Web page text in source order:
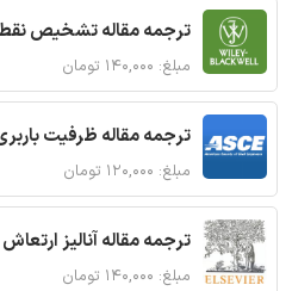
ترجمه مقاله تشخیص نقطه
مبلغ: ۱۴۰,۰۰۰ تومان
ترجمه مقاله ظرفیت
مبلغ: ۱۲۰,۰۰۰ تومان
ترجمه مقاله آنالیز
مبلغ: ۱۴۰,۰۰۰ تومان